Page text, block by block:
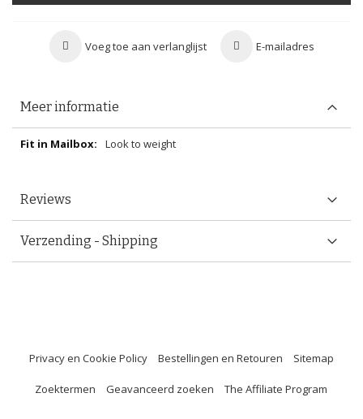
Voeg toe aan verlanglijst E-mailadres
Meer informatie
Meer
Look to weight
Reviews
Verzending - Shipping
Privacy en Cookie Policy Bestellingen en Retouren Sitemap
Zoektermen Geavanceerd zoeken The Affiliate Program